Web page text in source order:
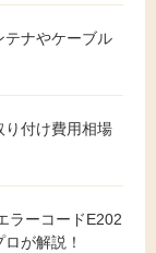
テナやケーブル
り付け費用相場
ラーコードE202
が解説！